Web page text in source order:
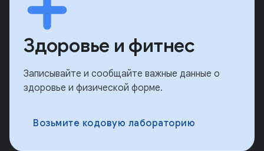
Здоровье и фитнес
Записывайте и сообщайте важные данные о
здоровье и физической форме.
Возьмите кодовую лабораторию